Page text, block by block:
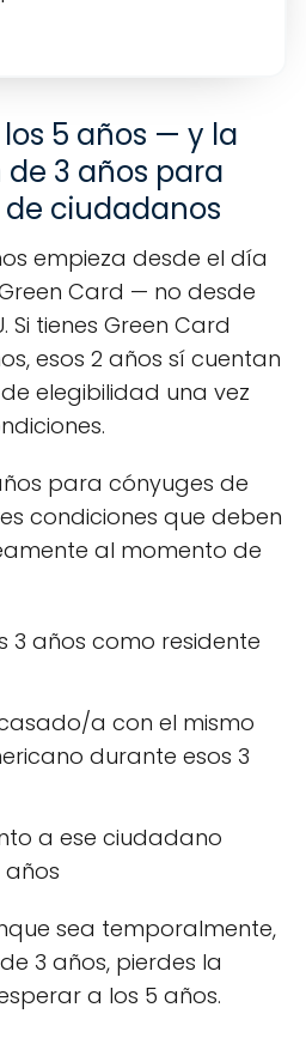
5 años — y la
3 años para
ciudadanos
empieza desde el día
Card — no desde
Si tienes Green Card
esos 2 años sí cuentan
elegibilidad una vez
para cónyuges de
condiciones que deben
al momento de
3 años como residente
a con el mismo
durante esos 3
a ese ciudadano
años
sea temporalmente,
3 años, pierdes la
a los 5 años.